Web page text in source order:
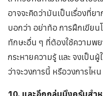
อาจจะคิดว่ามันเป็นเรื่องที่ย
บอกว่า อย่าท้อ การฝึกเขีย
ทักษะอื่น ๆ ที่ต้องใช้ความพย
กระหายความรู้ และ จงเป็นผู้
ว่าจะวงการนี้ หรือวงการไหน
10. และอีกกลุ่มนึงครับสำ